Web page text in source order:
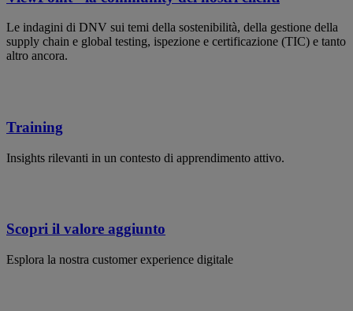
Le indagini di DNV sui temi della sostenibilità, della gestione della
supply chain e global testing, ispezione e certificazione (TIC) e tanto
altro ancora.
Training
Insights rilevanti in un contesto di apprendimento attivo.
Scopri il valore aggiunto
Esplora la nostra customer experience digitale